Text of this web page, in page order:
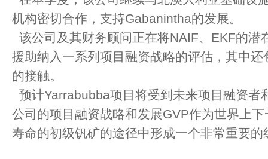
机构密切合作，支持Gabanintha的发展。
该公司及其财务顾问正在将NAIF、EKF的潜
援助纳入一系列项目融资战略的评估，其中
的接触。
预计Yarrabubba项目将受到未来项目融资者
公司的项目融资战略和发展GVP作为世界上
寿命的初级钒矿的途径中形成一个非常重要的